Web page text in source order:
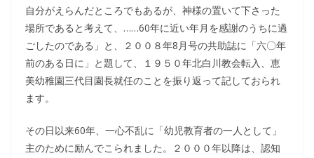
自分がえらんだところでもあるが、神様の置いて下さった
場所であると考えて、……60年に近い年月を感謝のうちに過
ごしたのである」と、２００８年8月号の共助誌に「六〇年
前のある日に」と題して、１９５０年北白川教会転入、恵
美幼稚園三代目園長就任のことを振り返って記しておられ
ます。
その日以来60年、一心不乱に「幼児教育者の一人として」
主のために励んでこられました。２０００年以降は、認知